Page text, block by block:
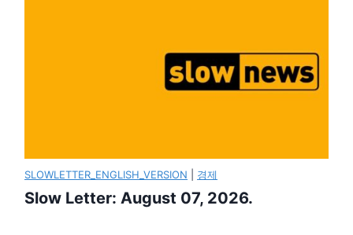
SLOWLETTER_ENGLISH_VERSION 경제
Slow Letter: August 07, 2026.